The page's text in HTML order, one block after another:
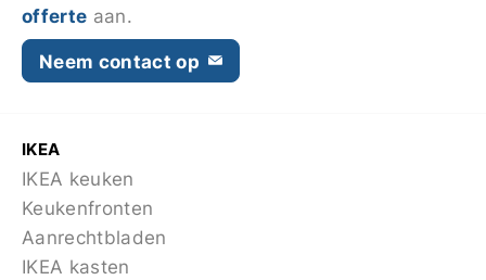
offerte aan.
Neem contact op
IKEA
IKEA keuken
Keukenfronten
Aanrechtbladen
IKEA kasten